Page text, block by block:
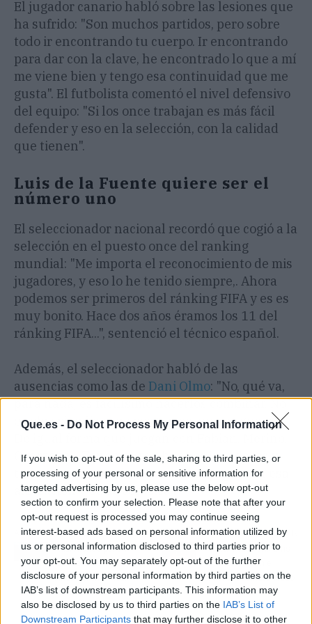
Que.es - Do Not Process My Personal Information
If you wish to opt-out of the sale, sharing to third parties, or
processing of your personal or sensitive information for
targeted advertising by us, please use the below opt-out
section to confirm your selection. Please note that after your
opt-out request is processed you may continue seeing
interest-based ads based on personal information utilized by
us or personal information disclosed to third parties prior to
your opt-out. You may separately opt-out of the further
disclosure of your personal information by third parties on the
IAB’s list of downstream participants. This information may
also be disclosed by us to third parties on the IAB’s List of
Downstream Participants that may further disclose it to other
El jugador canario habló sobre las lesiones que
ha sufrido: "Son muchos partidos, pero sobre
todo ir encontrando tu cuerpo. Ir encontrando
para dar con la clave, he encontrado lo que a mí
me viene bien y tengo esa continuidad que me
gusta". El futbolista comentó el nivel defensivo
del equipo: "Si los once trabajan es más fácil
defender y eso en la selección, con la calidad
que tienen".
Luis de la Fuente quiere ser el
número uno
El seleccionador nacional recordó que cogió a la
selección en el puesto once del ranking
mundial: "Me importa el reconocimiento de mis
jugadores, y eso lo he tenido siempre,. Ahora
podemos ser primeros del ránking FIFA y es es
muy bonito. Hace dos años éramos los 11 del
ránking FIFA...", sentenció el técnico español.
Además, el seleccionador habló de las
ausencias como las de Dani Olmo: "No, qué va,
para nada, es facilísimo hacerlos combinar. No
os obsesionéis con esos temas, que os gustan.
Oyarzaba... Tenemos tan buenos jugadores y
tantas opciones que a veces toca jugar con esa
alineación y otras con otra".
Artículo anterior
Xabi Alonso pone 1
condición para suplir a
Ancelotti en el Real
Madrid
Artículo siguiente
Vender a Nico Williams
ya no es tabú en el
Athletic: sustituto atado